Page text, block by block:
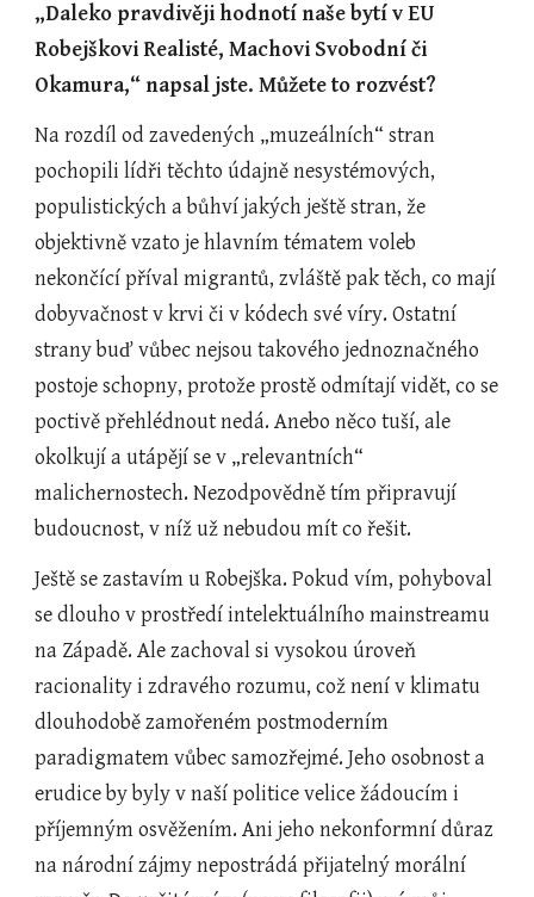
„Daleko pravdivěji hodnotí naše bytí v EU
Robejškovi Realisté, Machovi Svobodní či
Okamura,“ napsal jste. Můžete to rozvést?
Na rozdíl od zavedených „muzeálních“ stran
pochopili lídři těchto údajně nesystémových,
populistických a bůhví jakých ještě stran, že
objektivně vzato je hlavním tématem voleb
nekončící příval migrantů, zvláště pak těch, co mají
dobyvačnost v krvi či v kódech své víry. Ostatní
strany buď vůbec nejsou takového jednoznačného
postoje schopny, protože prostě odmítají vidět, co se
poctivě přehlédnout nedá. Anebo něco tuší, ale
okolkují a utápějí se v „relevantních“
malichernostech. Nezodpovědně tím připravují
budoucnost, v níž už nebudou mít co řešit.
Ještě se zastavím u Robejška. Pokud vím, pohyboval
se dlouho v prostředí intelektuálního mainstreamu
na Západě. Ale zachoval si vysokou úroveň
racionality i zdravého rozumu, což není v klimatu
dlouhodobě zamořeném postmoderním
paradigmatem vůbec samozřejmé. Jeho osobnost a
erudice by byly v naší politice velice žádoucím i
příjemným osvěžením. Ani jeho nekonformní důraz
na národní zájmy nepostrádá přijatelný morální